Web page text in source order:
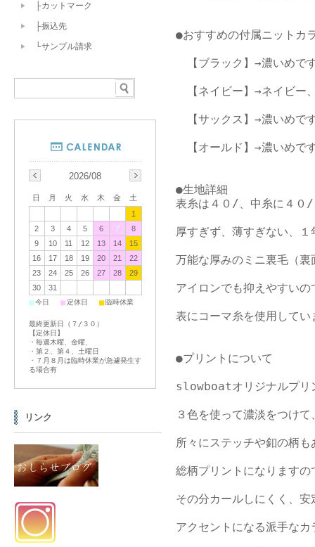
●おすすめの付属ニットカ
【ブラック】→濃いめで
【ネイビー】→ネイビー
【サックス】→濃いめで
【オールド】→濃いめで
●生地詳細
表糸は４０/、中糸に４０
厚すぎず、薄すぎない、
万能な厚みのミニ裏毛（
アイロンでも抑えやすい
表にコーマ糸を使用して
●プリントについて
slowboatオリジナルプリ
３色を使って濃淡をつけ
所々にステッチや釦の柄
総柄プリントになります
その分カールしにくく、
アクセントになる派手な
├カットマーク
├振込先
└サンプル請求
2026/08
日 月 火 水 木 金
土
1
2
3 4 5 6 7
8
9
10 11 12 13 14
15
16
17 18 19 20 21
22
23
24 25 26 27 28
29
30
31
■今日 ■定休日 ■臨時休業
最終更新日（７/３０）
【定休日】
・毎週木曜、金曜、
・第２、第４、土曜日
・７月８月は臨時休業が急遽発生す
る場合有
リンク